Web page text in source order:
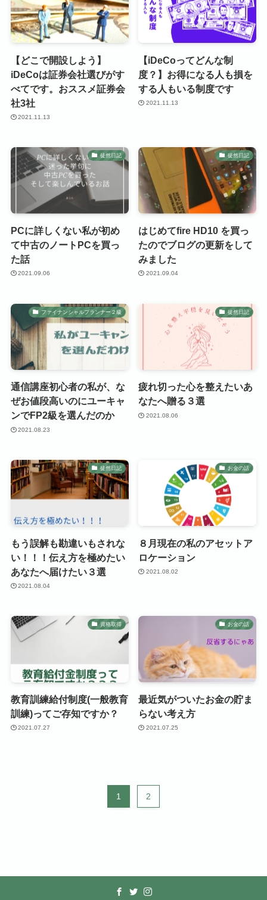
【どこで開設しよう】
iDeCoは証券会社選びがす
べてです。おススメ証券会
社3社
2021.11.13
【iDeCoってどんな制
度？】お得になる人も損を
する人もいる制度です
2021.11.13
徒然日記
PCに詳しくない私が初め
て中古のノートPCを買っ
た話
2021.09.06
徒然日記
はじめてfire HD10 を買っ
たのでブログの更新をして
みました
2021.09.04
ファイナンシャルプランナー２級
通信講座初心者の私が、な
ぜお値段高いのにユーキャ
ンでFP2級を選んだのか
2021.08.23
徒然日記
疲れ切った心を整えたいあ
なたへ贈る３選
2021.08.06
徒然日記
もう誤解も勘違いもされな
い！！！伝え方を極めたい
あなたへ届けたい３選
2021.08.04
お金の話
８月現在の私のアセットア
ロケーション
2021.08.02
資格取得
教育訓練給付制度(一般教育
訓練)ってご存知ですか？
2021.07.27
お金の話
最近気がついたお金の貯ま
らない考え方
2021.07.25
1 2